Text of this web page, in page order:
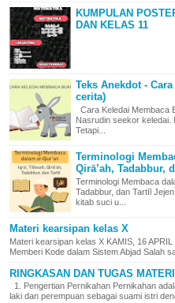
KUMPULAN
DAN KELAS 11
Teks Anekdot -
cerita)
Cara Keledai Membaca
Nasrudin seekor keledai.
Tetapi...
Terminologi
Qirā’ah, Tadabbur,
Terminologi Membaca
Tadabbur, dan Tartīl
kitab suci u...
Materi kearsipan kelas X
Materi kearsipan kelas X KAMIS, 16
Memberi Kode dalam Sistem Abjad Salah
RINGKASAN DAN TUGAS
1. Pengertian Pernikahan Pernikahan
laki dan perempuan sebagai suami istri